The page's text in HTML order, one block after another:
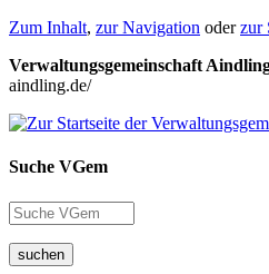
Zum Inhalt, zur Navigation oderzur
Verwaltungsgemeinschaft
aindling.de/
Suche VGem
suchen